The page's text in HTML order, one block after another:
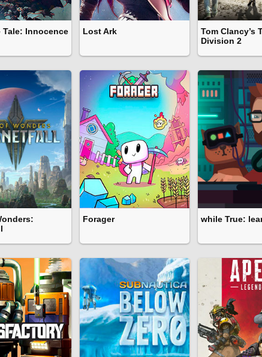
Tale: Innocence Lost Ark
Tom Clancy’s
Division 2
Forager while True: